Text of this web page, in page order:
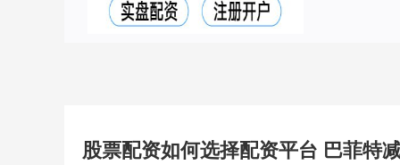
股票配资如何选择配资平台 巴菲特